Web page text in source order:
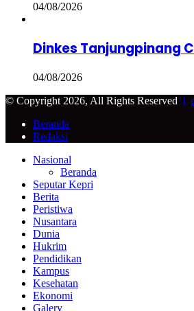
04/08/2026
Dinkes Tanjungpinang
04/08/2026
© Copyright 2026, All Rights Reserved |
Beranda
Redaksi
Facebook
Twitter
Google+
WhatsApp
Telegram
Back
button
Close
Nasional
Beranda
Seputar Kepri
Berita
Peristiwa
Nusantara
Dunia
Hukrim
Pendidikan
Kampus
Kesehatan
Ekonomi
Galery